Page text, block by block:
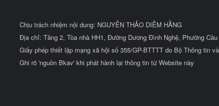
Chịu trách nhiệm nội dung: NGUYỄN THẢO DIỄM HẰNG
Địa chỉ: Tầng 2, Tòa nhà HH1, Đường Dương Đình Nghệ, Phường
Giấy phép thiết lập mạng xã hội số 355/GP-BTTTT do Bộ Thông tin
Ghi rõ 'nguồn Bkav' khi phát hành lại thông tin từ Website này